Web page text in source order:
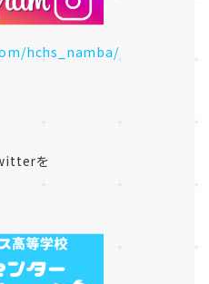
hchs_namba/
を